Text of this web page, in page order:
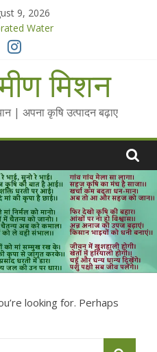
9, 2026
Water
for Sahaj Krishi Promotions
- 2025-26मिशन
| अपना कृषि उत्पादन बढ़ाए
looking for. Perhaps